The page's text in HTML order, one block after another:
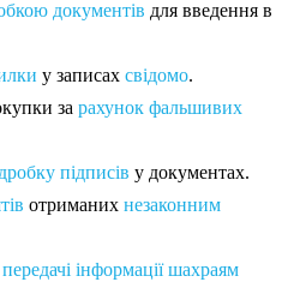
документів для введення в
у записах свідомо.
за рахунок фальшивих
підписів у документах.
отриманих незаконним
інформації шахраям